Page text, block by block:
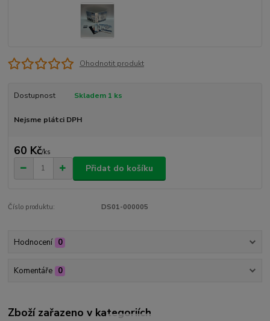
Ohodnotit produkt
Dostupnost Skladem 1 ks
Nejsme plátci DPH
60 Kč/ks
Přidat do košíku
Číslo produktu: DS01-000005
Hodnocení 0
Komentáře 0
Zboží zařazeno v kategoriích